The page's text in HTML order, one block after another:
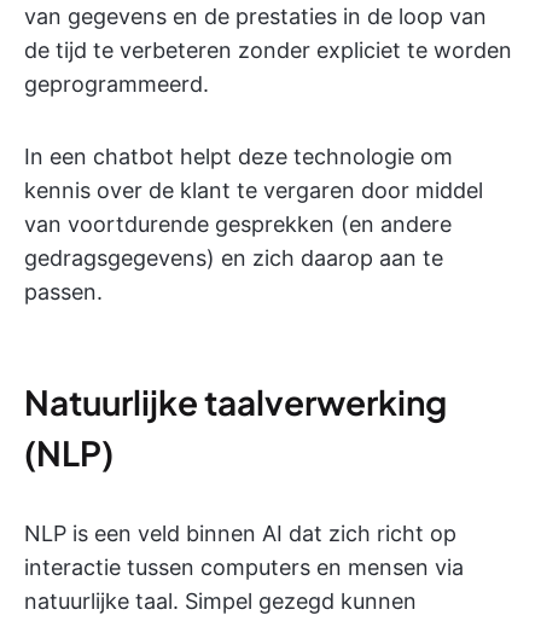
van gegevens en de prestaties in de loop van
de tijd te verbeteren zonder expliciet te worden
geprogrammeerd.
In een chatbot helpt deze technologie om
kennis over de klant te vergaren door middel
van voortdurende gesprekken (en andere
gedragsgegevens) en zich daarop aan te
passen.
Natuurlijke taalverwerking
(NLP)
NLP is een veld binnen AI dat zich richt op
interactie tussen computers en mensen via
natuurlijke taal. Simpel gezegd kunnen